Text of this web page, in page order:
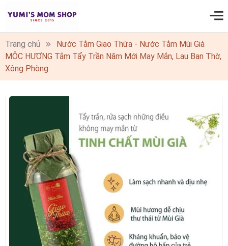
0
Trang chủ
Nước Tắm Giao Thừa - Nước Tắm Mùi Già
MỘC HƯƠNG Tắm Tẩy Trần Năm Mới May Mắn, Lau Ban Thờ,
Xông Phòng